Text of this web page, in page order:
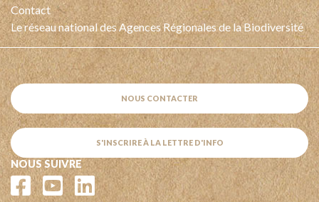
Contact
Le réseau national des Agences Régionales de la Biodiversité
NOUS CONTACTER
S'INSCRIRE À LA LETTRE D'INFO
NOUS SUIVRE